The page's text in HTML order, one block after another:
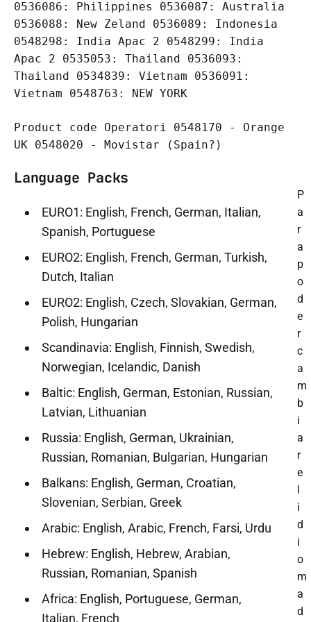
0536086: Philippines 0536087: Australia
0536088: New Zeland 0536089: Indonesia
0548298: India Apac 2 0548299: India
Apac 2 0535053: Thailand 0536093:
Thailand 0534839: Vietnam 0536091:
Vietnam 0548763: NEW YORK
Product code Operatori 0548170 - Orange
UK 0548020 - Movistar (Spain?)
Language Packs
EURO1: English, French, German, Italian,
Spanish, Portuguese
EURO2: English, French, German, Turkish,
Dutch, Italian
EURO2: English, Czech, Slovakian, German,
Polish, Hungarian
Scandinavia: English, Finnish, Swedish,
Norwegian, Icelandic, Danish
Baltic: English, German, Estonian, Russian,
Latvian, Lithuanian
Russia: English, German, Ukrainian,
Russian, Romanian, Bulgarian, Hungarian
Balkans: English, German, Croatian,
Slovenian, Serbian, Greek
Arabic: English, Arabic, French, Farsi, Urdu
Hebrew: English, Hebrew, Arabian,
Russian, Romanian, Spanish
Africa: English, Portuguese, German,
Italian, French
P
a
r
a
p
o
d
e
r
c
a
m
b
i
a
r
e
l
i
d
i
o
m
a
d